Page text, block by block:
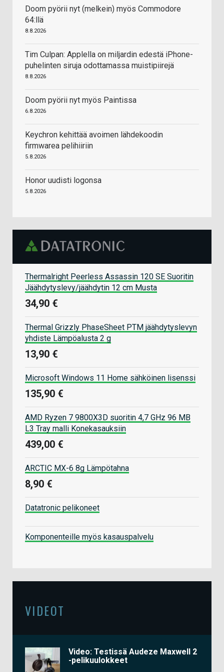
Doom pyörii nyt (melkein) myös Commodore
64:llä
8.8.2026
Tim Culpan: Applella on miljardin edestä iPhone-
puhelinten siruja odottamassa muistipiirejä
8.8.2026
Doom pyörii nyt myös Paintissa
6.8.2026
Keychron kehittää avoimen lähdekoodin
firmwarea pelihiiriin
5.8.2026
Honor uudisti logonsa
5.8.2026
Thermalright Peerless Assassin 120 SE Suoritin
Jäähdytyslevy/jäähdytin 12 cm Musta
34,90 €
Thermal Grizzly PhaseSheet PTM jäähdytyslevyn
yhdiste Lämpöalusta 2 g
13,90 €
Microsoft Windows 11 Home sähköinen lisenssi
135,90 €
AMD Ryzen 7 9800X3D suoritin 4,7 GHz 96 MB
L3 Tray malli Konekasauksiin
439,00 €
ARCTIC MX-6 8g Lämpötahna
8,90 €
Datatronic pelikoneet
Komponenteille myös kasauspalvelu
VIDEOT
Video: Testissä Audeze Maxwell 2
-pelikuulokkeet